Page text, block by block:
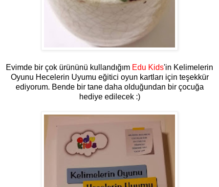
Evimde bir çok ürününü kullandığım Edu Kids'in Kelimelerin
Oyunu Hecelerin Uyumu eğitici oyun kartları için teşekkür
ediyorum. Bende bir tane daha olduğundan bir çocuğa
hediye edilecek :)